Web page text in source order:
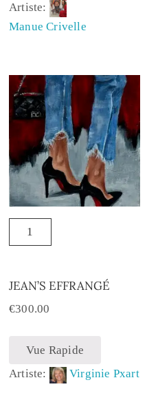
Artiste:
Manue Crivelle
JEAN’S EFFRANGÉ
€300.00
Vue Rapide
Artiste:
Virginie Pxart